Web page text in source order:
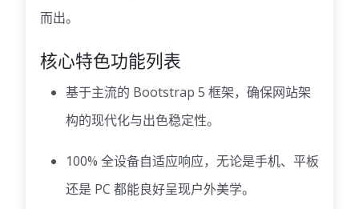
而出。
核心特色功能列表
基于主流的 Bootstrap 5 框架，确保网站架
构的现代化与出色稳定性。
100% 全设备自适应响应，无论是手机、平板
还是 PC 都能良好呈现户外美学。